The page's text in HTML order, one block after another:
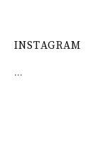
INSTAGRAM
…